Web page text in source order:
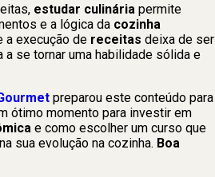
estudar culinária permite
e a lógica da cozinha
a execução de receitas deixa de ser
a se tornar uma habilidade sólida e
preparou este conteúdo para
ótimo momento para investir em
e como escolher um curso que
sua evolução na cozinha. Boa